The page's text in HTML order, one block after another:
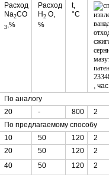
Расход
Na2CO
3,%
Расход
Н2O,
%
t,
°C
, час
По аналогу
20
- 800
2
По предлагаемому способу
10
50 120
2
20 50 120 2
40 50 120 2